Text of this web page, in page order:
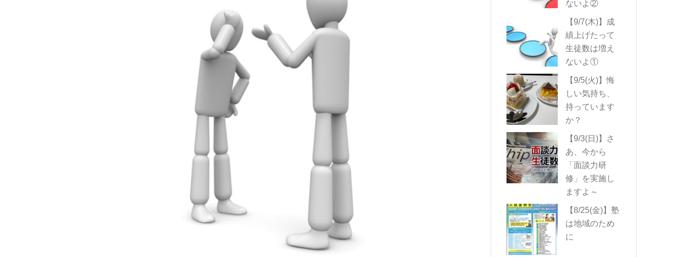
ないよ②
【9/7(木)】成
績上げたって
生徒数は増え
ないよ①
【9/5(火)】悔
しい気持ち、
持っています
か？
【9/3(日)】さ
あ、今から
「面談力研
修」を実施し
ますよ～
【8/25(金)】塾
は地域のため
に